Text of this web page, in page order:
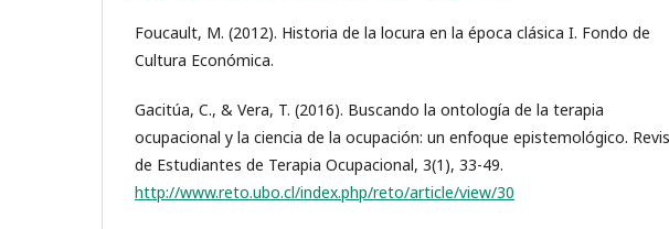
Foucault, M. (2012). Historia de la locura en la época clásica I. Fondo de
Cultura Económica.
Gacitúa, C., & Vera, T. (2016). Buscando la ontología de la terapia
ocupacional y la ciencia de la ocupación: un enfoque epistemológico.
de Estudiantes de Terapia Ocupacional, 3(1), 33-49.
http://www.reto.ubo.cl/index.php/reto/article/view/30